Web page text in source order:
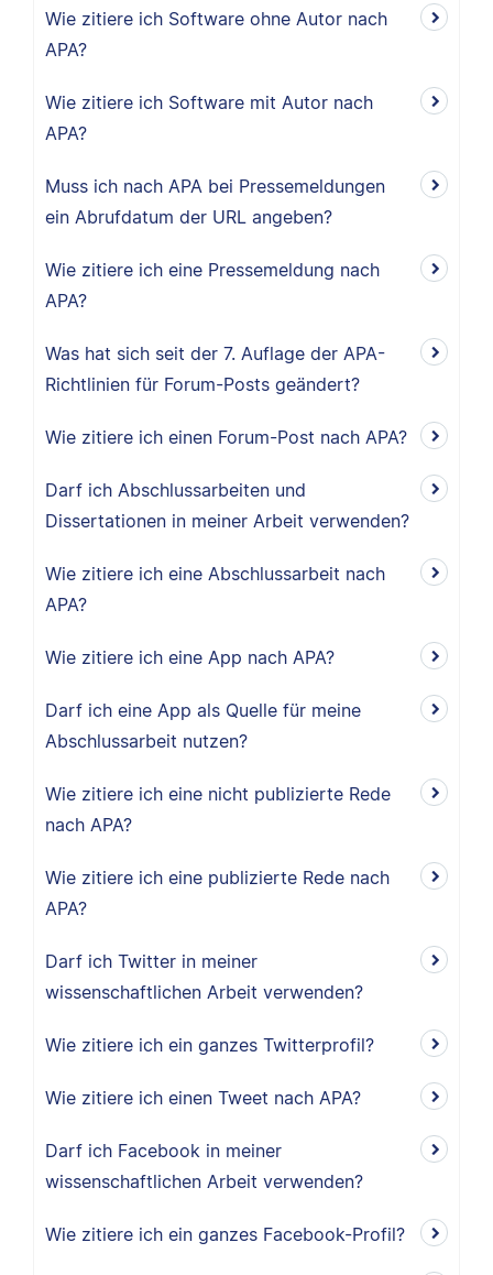
Wie zitiere ich Software ohne Autor nach
APA?
Wie zitiere ich Software mit Autor nach
APA?
Muss ich nach APA bei Pressemeldungen
ein Abrufdatum der URL angeben?
Wie zitiere ich eine Pressemeldung nach
APA?
Was hat sich seit der 7. Auflage der APA-
Richtlinien für Forum-Posts geändert?
Wie zitiere ich einen Forum-Post nach APA?
Darf ich Abschlussarbeiten und
Dissertationen in meiner Arbeit verwenden?
Wie zitiere ich eine Abschlussarbeit nach
APA?
Wie zitiere ich eine App nach APA?
Darf ich eine App als Quelle für meine
Abschlussarbeit nutzen?
Wie zitiere ich eine nicht publizierte Rede
nach APA?
Wie zitiere ich eine publizierte Rede nach
APA?
Darf ich Twitter in meiner
wissenschaftlichen Arbeit verwenden?
Wie zitiere ich ein ganzes Twitterprofil?
Wie zitiere ich einen Tweet nach APA?
Darf ich Facebook in meiner
wissenschaftlichen Arbeit verwenden?
Wie zitiere ich ein ganzes Facebook-Profil?